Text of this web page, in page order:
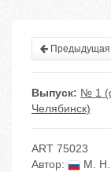
Предыдущая
Выпуск: № 1
Челябинск)
ART 75023
Автор:
М. Н.